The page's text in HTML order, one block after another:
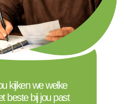
kijken we welke
beste bij jou past